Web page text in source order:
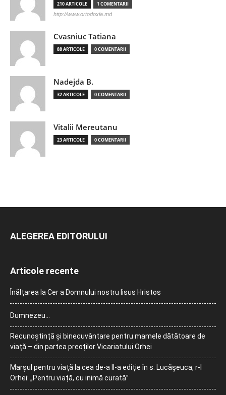
210 ARTICOLE 1 COMENTARII
http://www.ortodoxia.md
Cvasniuc Tatiana
88 ARTICOLE 0 COMENTARII
Nadejda B.
32 ARTICOLE 0 COMENTARII
Vitalii Mereutanu
23 ARTICOLE 0 COMENTARII
ALEGEREA EDITORULUI
Articole recente
Înălțarea la Cer a Domnului nostru Iisus Hristos
Dumnezeu…
Recunoștință și binecuvântare pentru mamele dătătoare de
viață – din partea preoților Vicariatului Orhei
Marșul pentru viață la cea de-a II-a ediție în s. Lucășeuca, r-l
Orhei: „Pentru viață, cu inimă curată”